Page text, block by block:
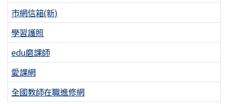
市網信箱(新)
學習護照
edu磨課師
愛課網
全國教師在職進修網